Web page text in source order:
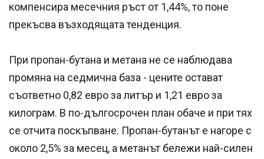
компенсира месечния ръст от 1,44%, то поне
прекъсва възходящата тенденция.
При пропан-бутана и метана не се наблюдава
промяна на седмична база - цените остават
съответно 0,82 евро за литър и 1,21 евро за
килограм. В по-дългосрочен план обаче и при тях
се отчита поскъпване. Пропан-бутанът е нагоре с
около 2,5% за месец, а метанът бележи най-силен